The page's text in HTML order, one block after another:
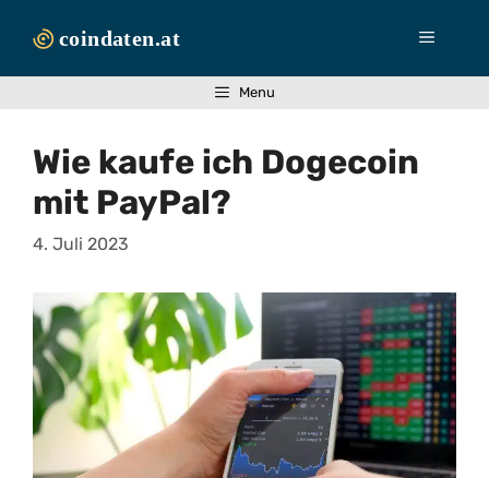
Inhalt
Menü
Menu
Wie kaufe ich Dogecoin
mit PayPal?
4. Juli 2023